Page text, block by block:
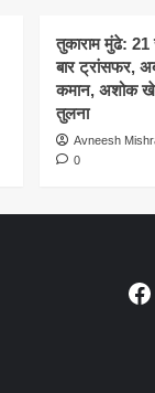
तुकाराम मुंढे: 21
बार ट्रांसफर,
कमान, अशोक
तुलना
Avneesh
0